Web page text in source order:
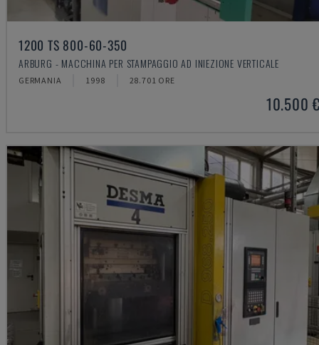
1200 TS 800-60-350
ARBURG - MACCHINA PER STAMPAGGIO AD INIEZIONE VERTICALE
GERMANIA 1998 28.701 ORE
10.500